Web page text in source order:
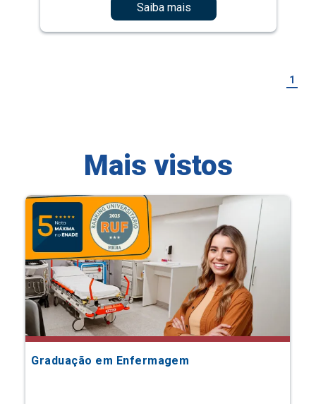
Saiba mais
1
Mais vistos
Graduação em Enfermagem